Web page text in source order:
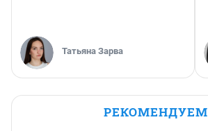
Татьяна Зарва
РЕКОМЕНДУЕМ